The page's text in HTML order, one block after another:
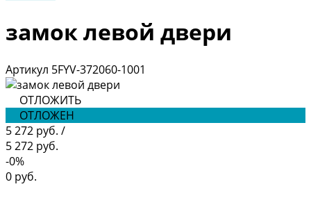
замок левой двери
Артикул 5FYV-372060-1001
ОТЛОЖИТЬ
ОТЛОЖЕН
5 272 руб. /
5 272 руб.
-0%
0 руб.